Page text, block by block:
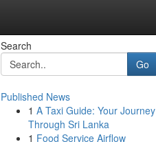
Search
Go
Published News
1 A Taxi Guide: Your Journey
Through Sri Lanka
1 Food Service Airflow